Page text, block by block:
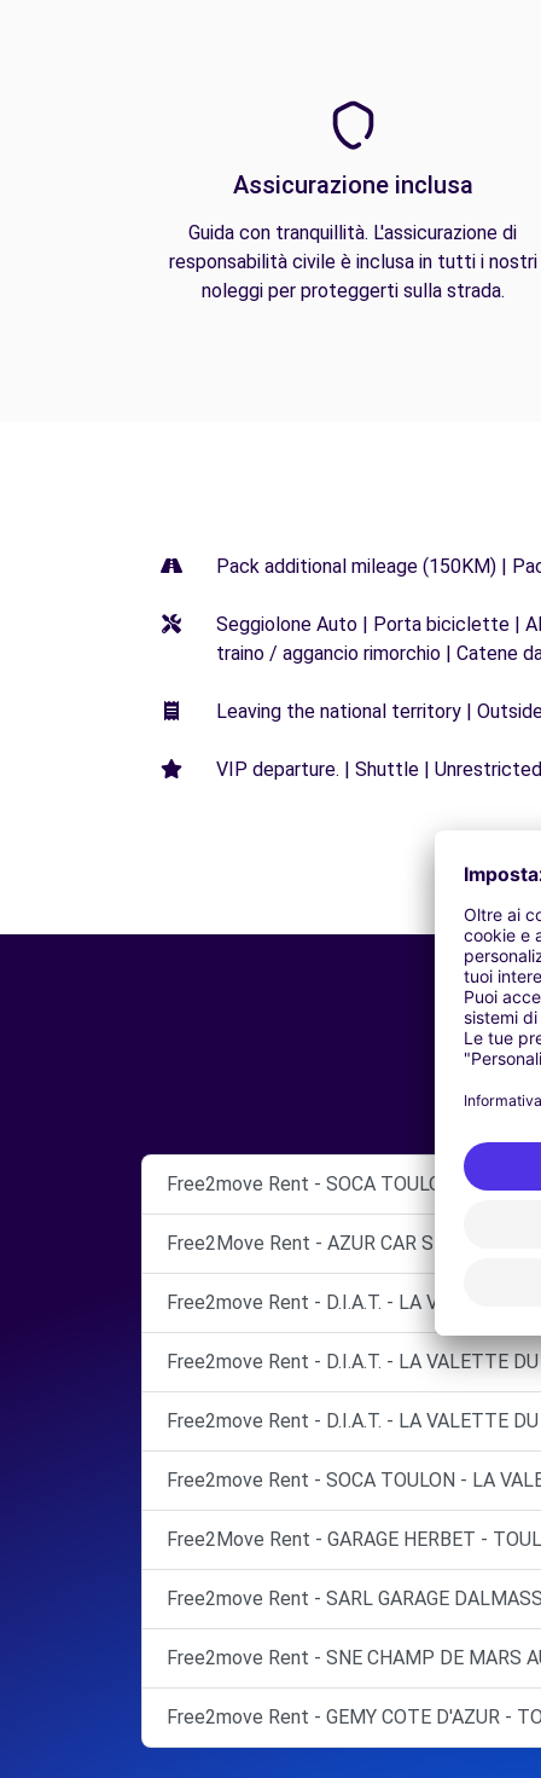
Assicurazione inclusa
Guida con tranquillità. L'assicurazione di
responsabilità civile è inclusa in tutti i nostri
noleggi per proteggerti sulla strada.
Pack additional mileage (150KM) |
Seggiolone Auto | Porta biciclette |
traino / aggancio rimorchio | Catene
Leaving the national territory |
VIP departure. | Shuttle |
Free2move Rent - SOCA TOULON - LA
Free2Move Rent - AZUR CAR SERVICES -
Free2move Rent - D.I.A.T. - LA VALETTE DU
Free2move Rent - D.I.A.T. - LA VALETTE
Free2move Rent - D.I.A.T. - LA VALETTE
Free2move Rent - SOCA TOULON - LA
Free2Move Rent - GARAGE HERBET -
Free2move Rent - SARL GARAGE
Free2move Rent - SNE CHAMP DE MARS
Free2move Rent - GEMY COTE D'AZUR -